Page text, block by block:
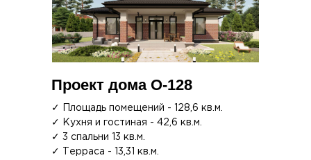
Проект дома О-128
✓ Площадь помещений - 128,6 кв.м.
✓ Кухня и гостиная - 42,6 кв.м.
✓ 3 спальни 13 кв.м.
✓ Терраса - 13,31 кв.м.